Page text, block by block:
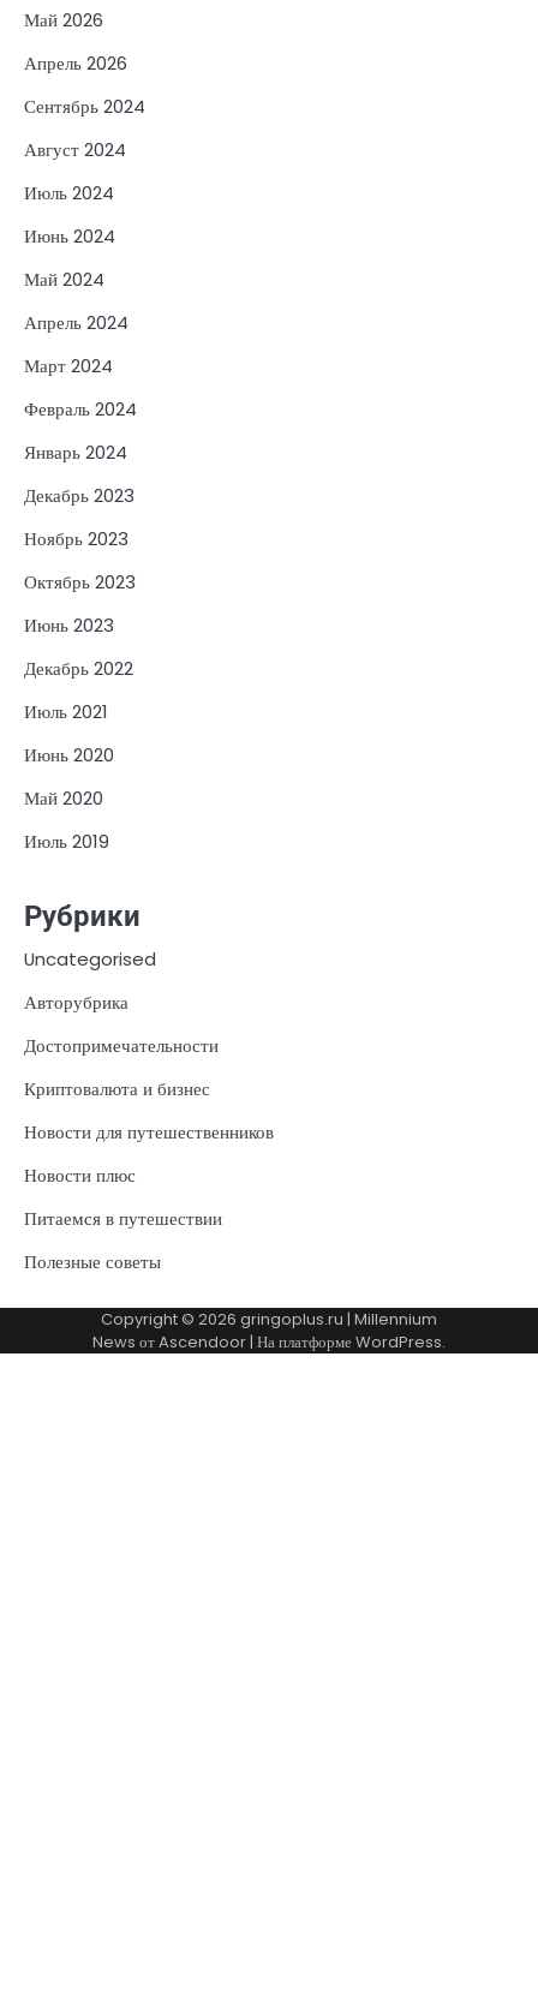
Май 2026
Апрель 2026
Сентябрь 2024
Август 2024
Июль 2024
Июнь 2024
Май 2024
Апрель 2024
Март 2024
Февраль 2024
Январь 2024
Декабрь 2023
Ноябрь 2023
Октябрь 2023
Июнь 2023
Декабрь 2022
Июль 2021
Июнь 2020
Май 2020
Июль 2019
Рубрики
Uncategorised
Авторубрика
Достопримечательности
Криптовалюта и бизнес
Новости для путешественников
Новости плюс
Питаемся в путешествии
Полезные советы
Copyright © 2026 gringoplus.ru | Millennium
News отAscendoor| На платформеWordPress.